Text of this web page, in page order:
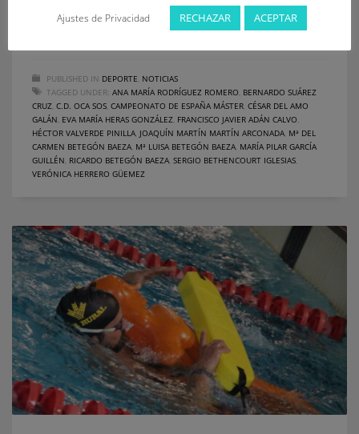
Socorrismo, celebrado el pasado fin de semana en la Piscina
PUBLISHED IN DEPORTE NOTICIAS
TAGGED UNDER: ANA MARÍA RODRÍGUEZ ROMERO BERNARDO SUÁREZ
CRUZ C.D. OCA SOS CAMPEONATO DE ESPAÑA MÁSTER CÉSAR DEL AMO
GALÁN EVA MARÍA HERAS GONZÁLEZ FRANCISCO JAVIER ADÁN CALVO
HÉCTOR VALVERDE PINILLA JOAQUÍN MARTÍN MARTÍN ARCONADA Mª DEL
CARMEN BETEGÓN BAEZA Mª LUISA BETEGÓN BAEZA MARÍA PILAR GARCÍA
GUILLÉN RICARDO BETEGÓN BAEZA SERGIO BETHENCOURT IGLESIAS
VERÓNICA HERRERO GÜEMEZ
Ajustes de Privacidad RECHAZAR ACEPTAR